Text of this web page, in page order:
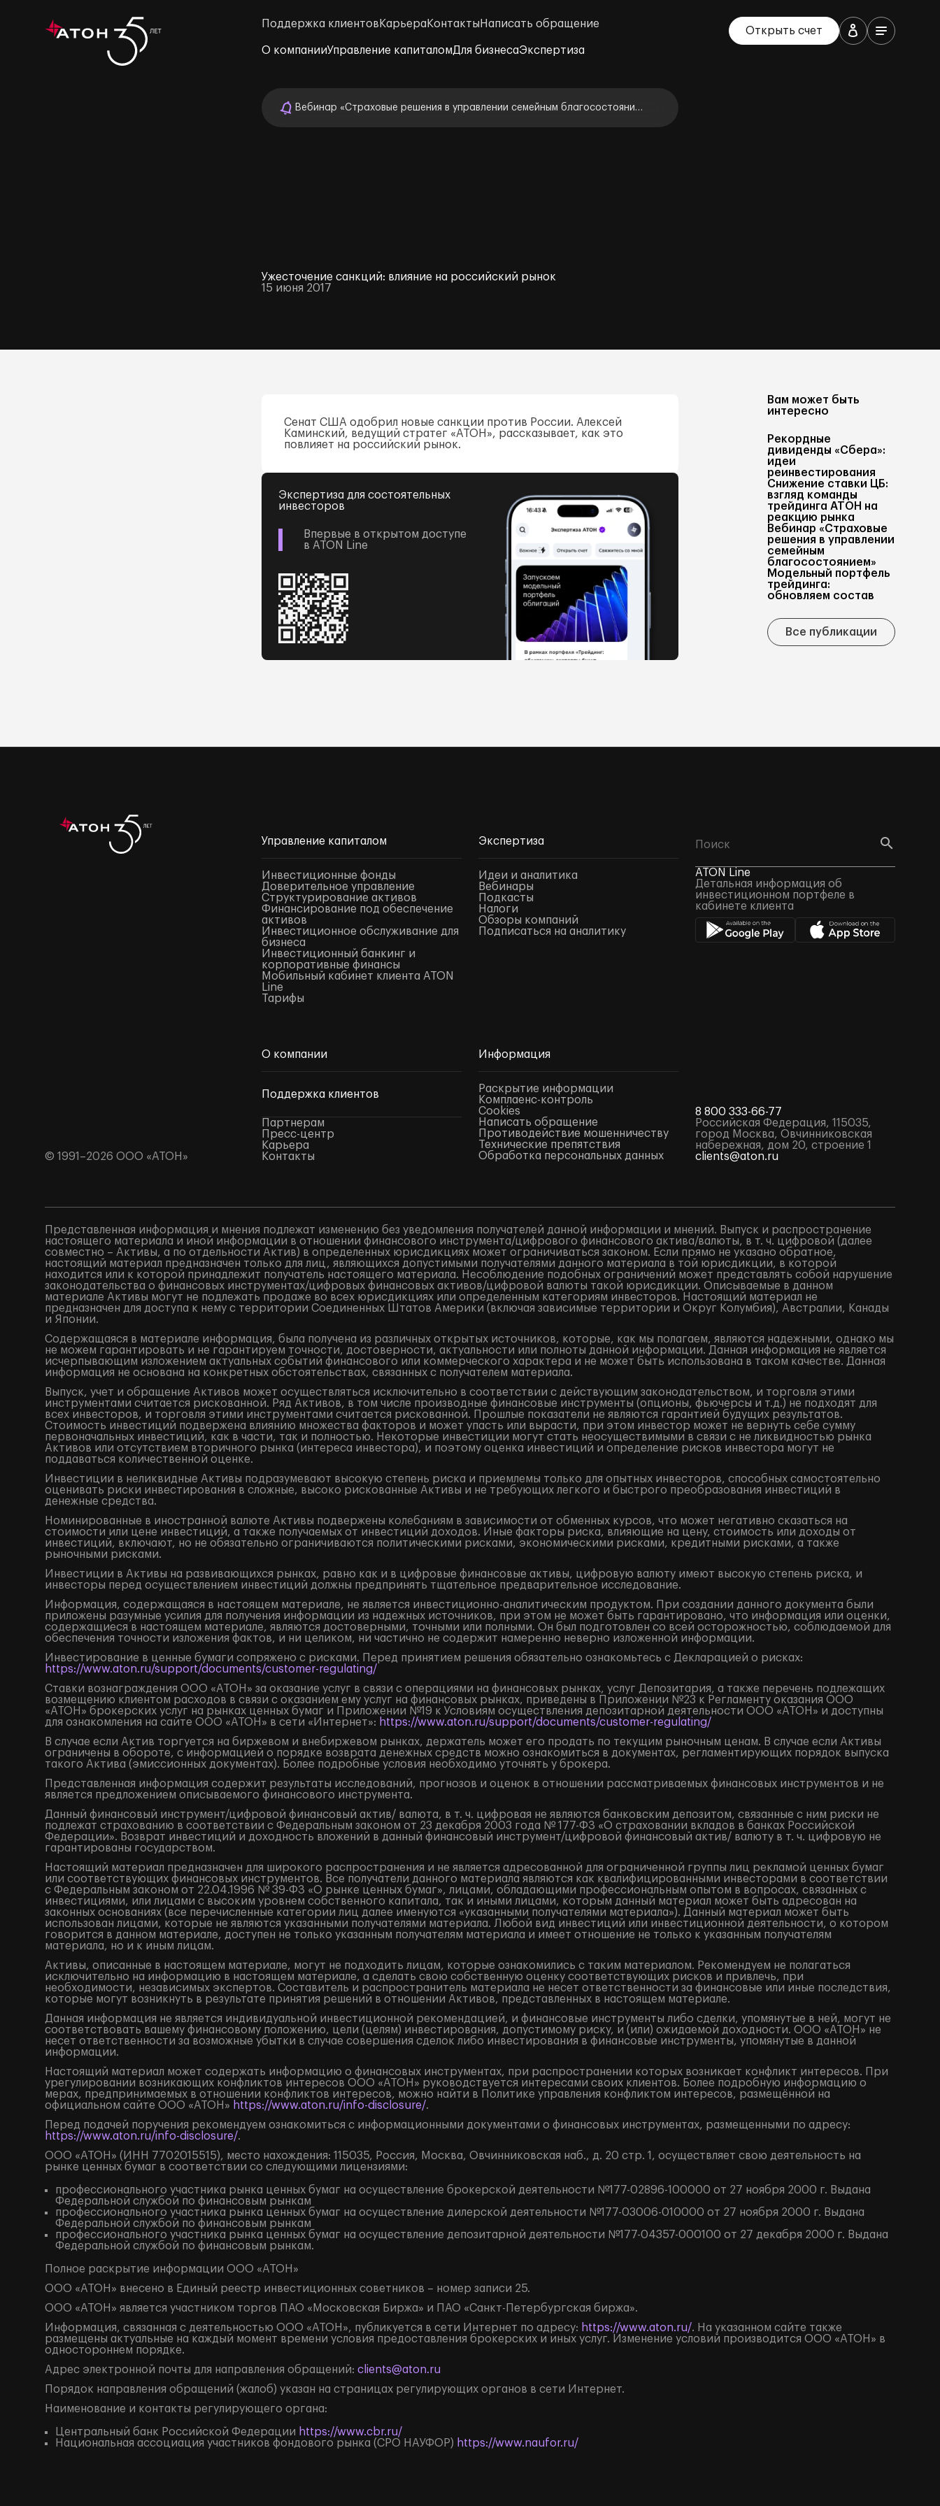
Поддержка клиентов Карьера Контакты Написать обращение
О компанииУправление капиталомДля бизнесаЭкспертиза
Открыть счет
Вебинар «Страховые решения в управлении семейным благосостояние
Ужесточение санкций: влияние на российский рынок
15 июня 2017
Сенат США одобрил новые санкции против России. Алексей
Каминский, ведущий стратег «АТОН», рассказывает, как это
повлияет на российский рынок.
Экспертиза для состоятельных
инвесторов
Впервые в открытом доступе
в ATON Line
Вам может быть
интересно
Рекордные
дивиденды «Сбера»:
идеи
реинвестирования
Снижение ставки ЦБ:
взгляд команды
трейдинга АТОН на
реакцию рынка
Вебинар «Страховые
решения в управлении
семейным
благосостоянием»
Модельный портфель
трейдинга:
обновляем состав
Все публикации
© 1991–2026 ООО «АТОН»
Управление капиталом
Инвестиционные фонды
Доверительное управление
Структурирование активов
Финансирование под обеспечение
активов
Инвестиционное обслуживание для
бизнеса
Инвестиционный банкинг и
корпоративные финансы
Мобильный кабинет клиента ATON
Line
Тарифы
Экспертиза
Идеи и аналитика
Вебинары
Подкасты
Налоги
Обзоры компаний
Подписаться на аналитику
О компании
Поддержка клиентов
Партнерам
Пресс-центр
Карьера
Контакты
Информация
Раскрытие информации
Комплаенс-контроль
Cookies
Написать обращение
Противодействие мошенничеству
Технические препятствия
Обработка персональных данных
ATON Line
Детальная информация об
инвестиционном портфеле в
кабинете клиента
8 800 333-66-77
Российская Федерация, 115035,
город Москва, Овчинниковская
набережная, дом 20, строение 1
clients@aton.ru
Представленная информация и мнения подлежат изменению без уведомления получателей данной информации и мнений. Выпуск и распространение
настоящего материала и иной информации в отношении финансового инструмента/цифрового финансового актива/валюты, в т. ч. цифровой (далее
совместно – Активы, а по отдельности Актив) в определенных юрисдикциях может ограничиваться законом. Если прямо не указано обратное,
настоящий материал предназначен только для лиц, являющихся допустимыми получателями данного материала в той юрисдикции, в которой
находится или к которой принадлежит получатель настоящего материала. Несоблюдение подобных ограничений может представлять собой нарушение
законодательства о финансовых инструментах/цифровых финансовых активов/цифровой валюты такой юрисдикции. Описываемые в данном
материале Активы могут не подлежать продаже во всех юрисдикциях или определенным категориям инвесторов. Настоящий материал не
предназначен для доступа к нему с территории Соединенных Штатов Америки (включая зависимые территории и Округ Колумбия), Австралии, Канады
и Японии.
Содержащаяся в материале информация, была получена из различных открытых источников, которые, как мы полагаем, являются надежными, однако мы
не можем гарантировать и не гарантируем точности, достоверности, актуальности или полноты данной информации. Данная информация не является
исчерпывающим изложением актуальных событий финансового или коммерческого характера и не может быть использована в таком качестве. Данная
информация не основана на конкретных обстоятельствах, связанных с получателем материала.
Выпуск, учет и обращение Активов может осуществляться исключительно в соответствии с действующим законодательством, и торговля этими
инструментами считается рискованной. Ряд Активов, в том числе производные финансовые инструменты (опционы, фьючерсы и т.д.) не подходят для
всех инвесторов, и торговля этими инструментами считается рискованной. Прошлые показатели не являются гарантией будущих результатов.
Стоимость инвестиций подвержена влиянию множества факторов и может упасть или вырасти, при этом инвестор может не вернуть себе сумму
первоначальных инвестиций, как в части, так и полностью. Некоторые инвестиции могут стать неосуществимыми в связи с не ликвидностью рынка
Активов или отсутствием вторичного рынка (интереса инвестора), и поэтому оценка инвестиций и определение рисков инвестора могут не
поддаваться количественной оценке.
Инвестиции в неликвидные Активы подразумевают высокую степень риска и приемлемы только для опытных инвесторов, способных самостоятельно
оценивать риски инвестирования в сложные, высоко рискованные Активы и не требующих легкого и быстрого преобразования инвестиций в
денежные средства.
Номинированные в иностранной валюте Активы подвержены колебаниям в зависимости от обменных курсов, что может негативно сказаться на
стоимости или цене инвестиций, а также получаемых от инвестиций доходов. Иные факторы риска, влияющие на цену, стоимость или доходы от
инвестиций, включают, но не обязательно ограничиваются политическими рисками, экономическими рисками, кредитными рисками, а также
рыночными рисками.
Инвестиции в Активы на развивающихся рынках, равно как и в цифровые финансовые активы, цифровую валюту имеют высокую степень риска, и
инвесторы перед осуществлением инвестиций должны предпринять тщательное предварительное исследование.
Информация, содержащаяся в настоящем материале, не является инвестиционно-аналитическим продуктом. При создании данного документа были
приложены разумные усилия для получения информации из надежных источников, при этом не может быть гарантировано, что информация или оценки,
содержащиеся в настоящем материале, являются достоверными, точными или полными. Он был подготовлен со всей осторожностью, соблюдаемой для
обеспечения точности изложения фактов, и ни целиком, ни частично не содержит намеренно неверно изложенной информации.
Инвестирование в ценные бумаги сопряжено с рисками. Перед принятием решения обязательно ознакомьтесь с Декларацией о рисках:
https://www.aton.ru/support/documents/customer-regulating/
Ставки вознаграждения ООО «АТОН» за оказание услуг в связи с операциями на финансовых рынках, услуг Депозитария, а также перечень подлежащих
возмещению клиентом расходов в связи с оказанием ему услуг на финансовых рынках, приведены в Приложении №23 к Регламенту оказания ООО
«АТОН» брокерских услуг на рынках ценных бумаг и Приложении №19 к Условиям осуществления депозитарной деятельности ООО «АТОН» и доступны
для ознакомления на сайте ООО «АТОН» в сети «Интернет»: https://www.aton.ru/support/documents/customer-regulating/
В случае если Актив торгуется на биржевом и внебиржевом рынках, держатель может его продать по текущим рыночным ценам. В случае если Активы
ограничены в обороте, с информацией о порядке возврата денежных средств можно ознакомиться в документах, регламентирующих порядок выпуска
такого Актива (эмиссионных документах). Более подробные условия необходимо уточнять у брокера.
Представленная информация содержит результаты исследований, прогнозов и оценок в отношении рассматриваемых финансовых инструментов и не
является предложением описываемого финансового инструмента.
Данный финансовый инструмент/цифровой финансовый актив/ валюта, в т. ч. цифровая не являются банковским депозитом, связанные с ним риски не
подлежат страхованию в соответствии с Федеральным законом от 23 декабря 2003 года № 177-ФЗ «О страховании вкладов в банках Российской
Федерации». Возврат инвестиций и доходность вложений в данный финансовый инструмент/цифровой финансовый актив/ валюту в т. ч. цифровую не
гарантированы государством.
Настоящий материал предназначен для широкого распространения и не является адресованной для ограниченной группы лиц рекламой ценных бумаг
или соответствующих финансовых инструментов. Все получатели данного материала являются как квалифицированными инвесторами в соответствии
с Федеральным законом от 22.04.1996 № 39-ФЗ «О рынке ценных бумаг», лицами, обладающими профессиональным опытом в вопросах, связанных с
инвестициями, или лицами с высоким уровнем собственного капитала, так и иными лицами, которым данный материал может быть адресован на
законных основаниях (все перечисленные категории лиц далее именуются «указанными получателями материала»). Данный материал может быть
использован лицами, которые не являются указанными получателями материала. Любой вид инвестиций или инвестиционной деятельности, о котором
говорится в данном материале, доступен не только указанным получателям материала и имеет отношение не только к указанным получателям
материала, но и к иным лицам.
Активы, описанные в настоящем материале, могут не подходить лицам, которые ознакомились с таким материалом. Рекомендуем не полагаться
исключительно на информацию в настоящем материале, а сделать свою собственную оценку соответствующих рисков и привлечь, при
необходимости, независимых экспертов. Составитель и распространитель материала не несет ответственности за финансовые или иные последствия,
которые могут возникнуть в результате принятия решений в отношении Активов, представленных в настоящем материале.
Данная информация не является индивидуальной инвестиционной рекомендацией, и финансовые инструменты либо сделки, упомянутые в ней, могут не
соответствовать вашему финансовому положению, цели (целям) инвестирования, допустимому риску, и (или) ожидаемой доходности. ООО «АТОН» не
несет ответственности за возможные убытки в случае совершения сделок либо инвестирования в финансовые инструменты, упомянутые в данной
информации.
Настоящий материал может содержать информацию о финансовых инструментах, при распространении которых возникает конфликт интересов. При
урегулировании возникающих конфликтов интересов ООО «АТОН» руководствуется интересами своих клиентов. Более подробную информацию о
мерах, предпринимаемых в отношении конфликтов интересов, можно найти в Политике управления конфликтом интересов, размещённой на
официальном сайте ООО «АТОН» https://www.aton.ru/info-disclosure/.
Перед подачей поручения рекомендуем ознакомиться с информационными документами о финансовых инструментах, размещенными по адресу:
https://www.aton.ru/info-disclosure/.
ООО «АТОН» (ИНН 7702015515), место нахождения: 115035, Россия, Москва, Овчинниковская наб., д. 20 стр. 1, осуществляет свою деятельность на
рынке ценных бумаг в соответствии со следующими лицензиями:
профессионального участника рынка ценных бумаг на осуществление брокерской деятельности №177-02896-100000 от 27 ноября 2000 г. Выдана
Федеральной службой по финансовым рынкам
профессионального участника рынка ценных бумаг на осуществление дилерской деятельности №177-03006-010000 от 27 ноября 2000 г. Выдана
Федеральной службой по финансовым рынкам
профессионального участника рынка ценных бумаг на осуществление депозитарной деятельности №177-04357-000100 от 27 декабря 2000 г. Выдана
Федеральной службой по финансовым рынкам.
Полное раскрытие информации ООО «АТОН»
ООО «АТОН» внесено в Единый реестр инвестиционных советников – номер записи 25.
ООО «АТОН» является участником торгов ПАО «Московская Биржа» и ПАО «Санкт-Петербургская биржа».
Информация, связанная с деятельностью ООО «АТОН», публикуется в сети Интернет по адресу: https://www.aton.ru/. На указанном сайте также
размещены актуальные на каждый момент времени условия предоставления брокерских и иных услуг. Изменение условий производится ООО «АТОН» в
одностороннем порядке.
Адрес электронной почты для направления обращений: clients@aton.ru
Порядок направления обращений (жалоб) указан на страницах регулирующих органов в сети Интернет.
Наименование и контакты регулирующего органа:
Центральный банк Российской Федерации https://www.cbr.ru/
Национальная ассоциация участников фондового рынка (СРО НАУФОР) https://www.naufor.ru/